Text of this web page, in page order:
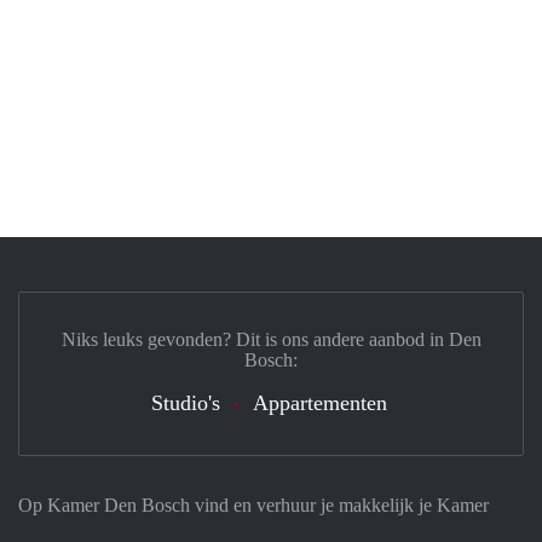
Op Kamer Den Bosch vind en verhuur je makkelijk je Kamer
Niks leuks gevonden? Dit is ons andere aanbod in Den
Bosch:
Studio's Appartementen